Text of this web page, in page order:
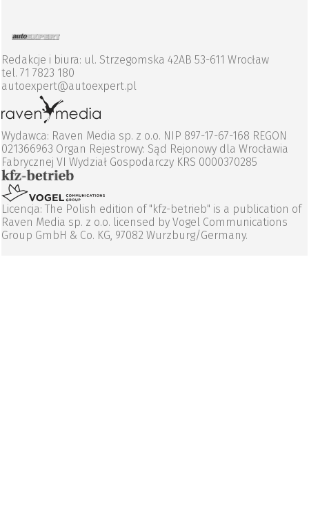
Redakcje i biura: ul. Strzegomska 42AB 53-611 Wrocław
tel. 71 7823 180
autoexpert@autoexpert.pl
Wydawca: Raven Media sp. z o.o. NIP 897-17-67-168 REGON
021366963 Organ Rejestrowy: Sąd Rejonowy dla Wrocławia
Fabrycznej VI Wydział Gospodarczy KRS 0000370285
Licencja: The Polish edition of "kfz-betrieb" is a publication of
Raven Media sp. z o.o. licensed by Vogel Communications
Group GmbH & Co. KG, 97082 Wurzburg/Germany.